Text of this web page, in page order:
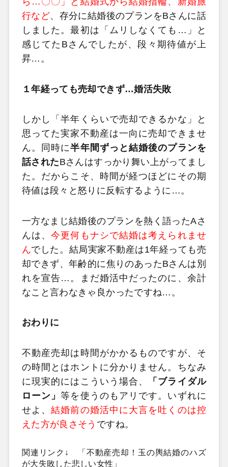
行など、存分に結婚後のプランをBさんに話
しました。最初は「ムリしなくても…」と
感じてたBさんでしたが、段々期待値が上
昇…。
１年経っても売却できず…婚活失敗
しかし「半年くらいで売却できるかな」と
思ってた実家不動産は一向に売却できませ
ん。同時に半年間ずっと結婚後のプランを
話されたBさんはすっかり舞い上がってまし
た。だからこそ、時間が経つほどにその期
待値は段々と怒りに反転するように…。
一方なまじ結婚後のプランを熱く語ったAさ
んは、今更何もナシで結婚は考えられませ
んでした。結局実家不動産は1年経っても売
却できず、年齢的に焦りのあったBさんは別
れを宣告…。まだ婚活中だったのに、余計
なこと言わなきゃ良かったですね…。
おわりに
不動産売却は時間がかかるものですが、そ
の時間とはホントに分かりません。ちなみ
に現実的にはこういう場合、
「ブライダル
ローン」等を使うのもアリです。いずれに
せよ、結婚前の婚活中に大言を吐くのは控
えた方が良さそう ですね。
関連リンク↓ 「不動産売却！玉の輿結婚のハズ
が大失敗した悲しい女性」